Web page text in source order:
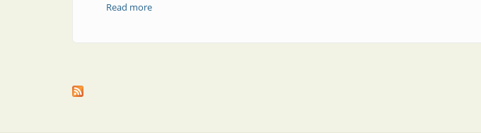
Read moreabout Conectores de alto rendimiento